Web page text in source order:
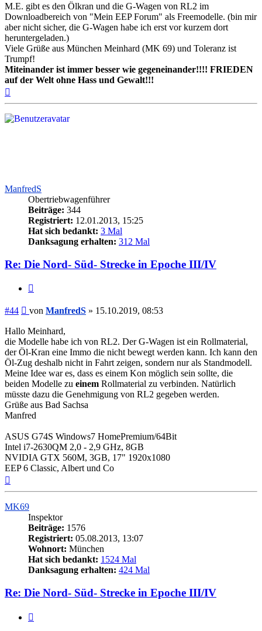
M.E. gibt es den Ölkran und die G-Wagen von RL2 im
Downloadbereich von "Mein EEP Forum" als Freemodelle. (bin mir
aber nicht sicher, die G-Wagen habe ich erst vor kurzem dort
heruntergeladen.)
Viele Grüße aus München Meinhard (MK 69) und Toleranz ist
Trumpf!
Miteinander ist immer besser wie gegeneinander!!!! FRIEDEN
auf der Welt ohne Hass und Gewalt!!!
ManfredS
Obertriebwagenführer
Beiträge: 344
Registriert: 12.01.2013, 15:25
Hat sich bedankt: 3 Mal
Danksagung erhalten: 312 Mal
Re: Die Nord- Süd- Strecke in Epoche III/IV
#44 Beitrag
von ManfredS » 15.10.2019, 08:53
Hallo Meinhard,
die Modelle habe ich von RL2. Der G-Wagen ist ein Rollmaterial,
der Öl-Kran eine Immo die nicht bewegt werden kann. Ich kann den
Öl-Zug deshalb nicht in Fahrt zeigen, sondern nur als Standmodell.
Meine Idee war es, dass es einem Kon möglich sein sollte, die
beiden Modelle zu einem Rollmaterial zu verbinden. Natürlich
müsste dazu die Genehmigung von RL2 gegeben werden.
Grüße aus Bad Sachsa
Manfred
ASUS G74S Windows7 HomePremium/64Bit
Intel i7-2630QM 2,0 - 2,9 GHz, 8GB
NVIDIA GTX 560M, 3GB, 17" 1920x1080
EEP 6 Classic, Albert und Co
MK69
Inspektor
Beiträge: 1576
Registriert: 05.08.2013, 13:07
Wohnort: München
Hat sich bedankt: 1524 Mal
Danksagung erhalten: 424 Mal
Re: Die Nord- Süd- Strecke in Epoche III/IV